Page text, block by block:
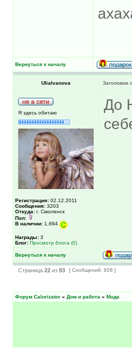
Вернуться к началу
UliaIvanova Заголовок
Я здесь обитаю
Регистрация: 02.12.2011
Сообщения: 3203
Откуда: г. Смоленск
Пол:
В наличии: 1,694
Награды: 3
Блог: Просмотр блога (0)
До
Вернуться к началу
Страница 22 из 93 [ Сообщений: 926 ]
Форум Calorizator » Дом и работа » Мода